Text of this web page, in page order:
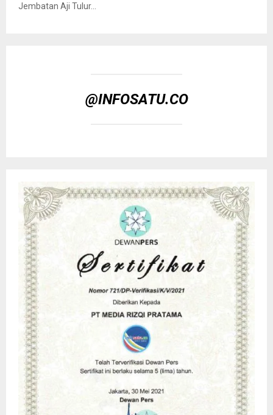
Jembatan Aji Tulur...
@INFOSATU.CO